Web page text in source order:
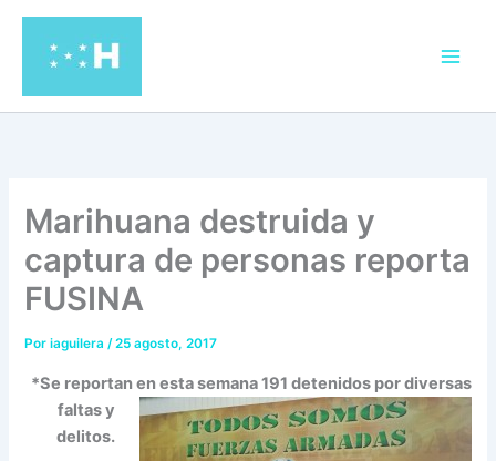
contenido
Marihuana destruida y
captura de personas reporta
FUSINA
Poriaguilera/25 agosto, 2017
*Se reportan en esta semana191 detenidos por diversas
faltas y
delitos.